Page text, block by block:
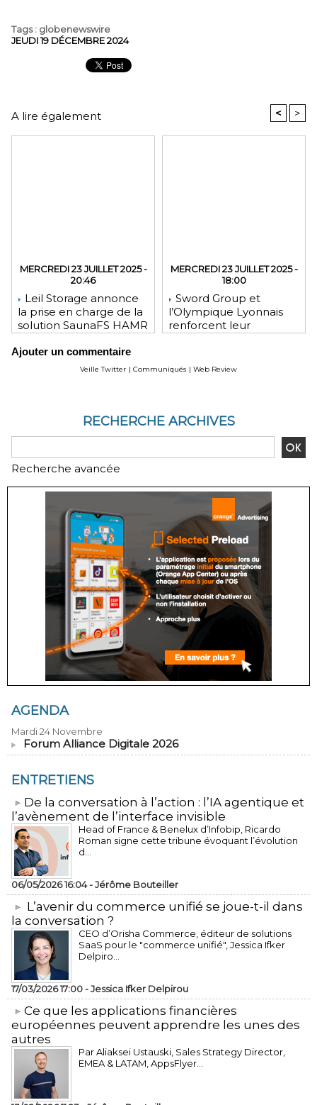
Tags: globenewswire
JEUDI 19 DÉCEMBRE 2024
A lire également < >
MERCREDI 23 JUILLET 2025 -
20:46
Leil Storage annonce
la prise en charge de la
solution SaunaFS HAMR
stockage accrue lors
des déploiements sur
MERCREDI 23 JUILLET 2025 -
18:00
Sword Group et
l’Olympique Lyonnais
renforcent leur
Ajouter un commentaire
Veille Twitter | Communiqués | Web Review
RECHERCHE ARCHIVES
Recherche avancée
AGENDA
Mardi 24 Novembre
Forum Alliance Digitale 2026
ENTRETIENS
​De la conversation à l’action : l’IA agentique et
l’avènement de l’interface invisible
Head of France & Benelux d’Infobip, Ricardo
Roman signe cette tribune évoquant l’évolution
d...
06/05/2026 16:04 -Jérôme Bouteiller
L’avenir du commerce unifié se joue-t-il dans
la conversation ?
CEO d’Orisha Commerce, éditeur de solutions
SaaS pour le "commerce unifié", Jessica Ifker
Delpiro...
17/03/2026 17:00 -Jessica Ifker Delpirou
​Ce que les applications financières
européennes peuvent apprendre les unes des
autres
Par Aliaksei Ustauski, Sales Strategy Director,
EMEA & LATAM, AppsFlyer...